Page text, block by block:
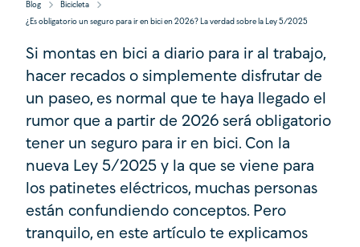
Blog
Bicicleta
¿Es obligatorio un seguro para ir en bici en 2026? La verdad sobre la Ley 5/2025
Si montas en bici a diario para ir al trabajo,
hacer recados o simplemente disfrutar de
un paseo, es normal que te haya llegado el
rumor que a partir de 2026 será obligatorio
tener un seguro para ir en bici. Con la
nueva Ley 5/2025 y la que se viene para
los patinetes eléctricos, muchas personas
están confundiendo conceptos. Pero
tranquilo, en este artículo te explicamos